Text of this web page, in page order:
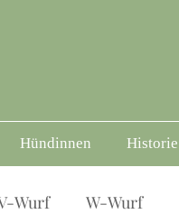
Hündinnen Historie
Wurf W-Wurf